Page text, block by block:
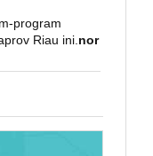
program
Riau ini. nor